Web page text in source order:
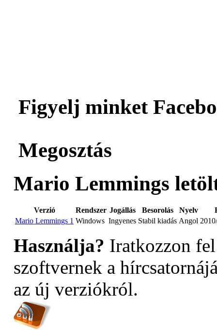
Figyelj minket
Megosztás
Mario Lemmings
Verzió Rendszer Jogállás Besorolás Nyelv
Mario Lemmings 1 Windows Ingyenes Stabil kiadás Angol
Használja? Iratkozzon
szoftvernek a
az új verziókról.